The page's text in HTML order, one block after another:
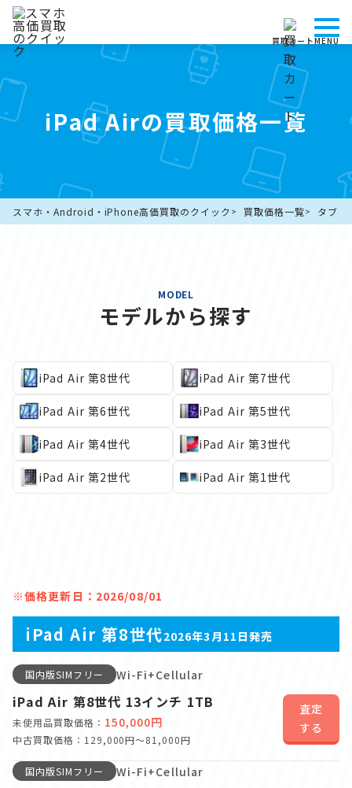
買取カートMENU
iPad Airの買取価格一覧
スマホ・Android・iPhone高価買取のクイック 買取価格一覧 タブレ
MODEL
モデルから探す
iPad Air 第8世代 iPad Air 第7世代
iPad Air 第6世代 iPad Air 第5世代
iPad Air 第4世代 iPad Air 第3世代
iPad Air 第2世代 iPad Air 第1世代
※価格更新日：2026/08/01
iPad Air 第8世代2026年3月11日発売
国内版SIMフリー Wi-Fi+Cellular
iPad Air 第8世代 13インチ 1TB
未使用品買取価格： 150,000円
中古買取価格：129,000円～81,000円
査定
する
国内版SIMフリー Wi-Fi+Cellular